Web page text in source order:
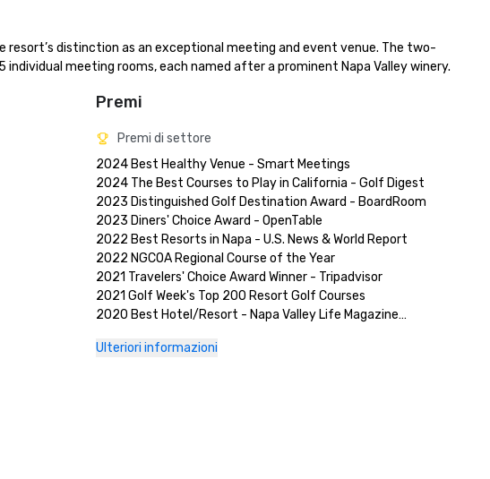
distinction as an exceptional meeting and event venue. The two-
meeting rooms, each named after a prominent Napa Valley winery.
Premi
Premi di settore
2024 Best Healthy Venue - Smart Meetings
2024 The Best Courses to Play in California - Golf Digest
2023 Distinguished Golf Destination Award - BoardRoom
2023 Diners' Choice Award - OpenTable
2022 Best Resorts in Napa - U.S. News & World Report
2022 NGCOA Regional Course of the Year
2021 Travelers' Choice Award Winner - Tripadvisor
2021 Golf Week's Top 200 Resort Golf Courses
2020 Best Hotel/Resort - Napa Valley Life Magazine
2020 Best Day Spa - Napa Valley Life Magazine
Ulteriori informazioni